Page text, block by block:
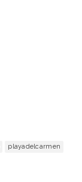
playadelcarmen